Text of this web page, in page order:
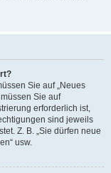
Sie auf „Neues
Sie auf
erforderlich ist,
sind jeweils
Z. B. „Sie dürfen neue
usw.